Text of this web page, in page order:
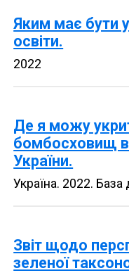
Яким має бути
освіти.
2022
Де я можу
бомбосховищ в
України.
Україна. 2022. База
Звіт щодо
зеленої